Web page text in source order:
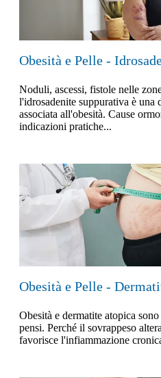
Obesità e Pelle -
Noduli, ascessi, fistole nelle
l'idrosadenite suppurativa è una
associata all'obesità. Cause
indicazioni pratiche...
Obesità e Pelle -
Obesità e dermatite atopica
pensi. Perché il sovrappeso
favorisce l'infiammazione